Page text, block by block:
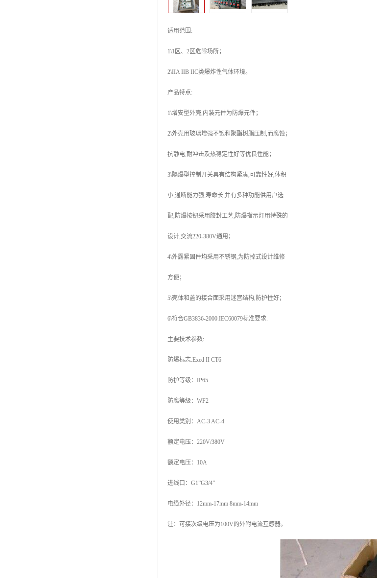
适用范围:
1\1区、2区危险场所；
2\IIA IIB IIC类爆炸性气体环境。
产品特点:
1\增安型外壳,内装元件为防爆元件；
2\外壳用玻璃增强不饱和聚酯树脂压制,而腐蚀；
抗静电,耐冲击及热稳定性好等优良性能；
3\隔爆型控制开关具有结构紧凑,可靠性好,体积
小,通断能力强,寿命长,并有多种功能供用户选
配,防爆按钮采用胶封工艺,防爆指示灯用特殊的
设计,交流220-380V通用；
4\外露紧固件均采用不锈钢,为防掉式设计维修
方便；
5\壳体和盖的接合面采用迷宫结构,防护性好；
6\符合GB3836-2000.IEC60079标准要求.
主要技术参数:
防爆标志:Exed II CT6
防护等级：IP65
防腐等级：WF2
使用类别：AC-3 AC-4
额定电压：220V/380V
额定电压：10A
进线口：G1”G3/4”
电缆外径：12mm-17mm 8mm-14mm
注：可接次级电压为100V的外附电流互感器。